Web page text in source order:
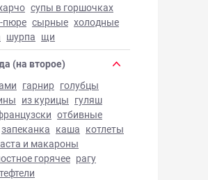
супы в горшочках
пюре сырные холодные
шурпа щи
(на второе)
гарнир голубцы
из курицы гуляш
отбивные
запеканка каша котлеты
и макароны
горячее рагу
тефтели